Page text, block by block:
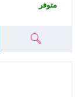
متوفر